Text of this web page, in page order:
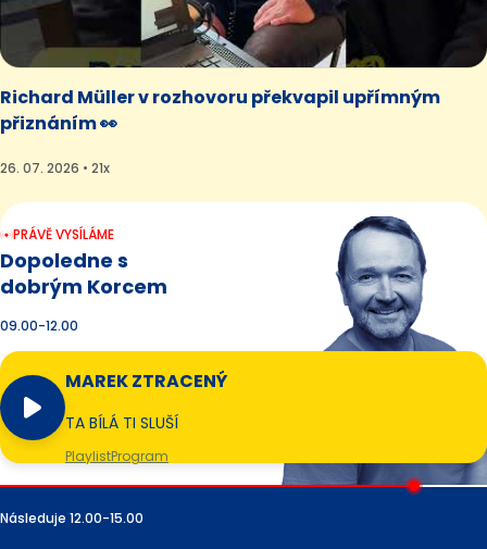
Richard Müller v rozhovoru překvapil upřímným
přiznáním 👀
26. 07. 2026 • 21x
PRÁVĚ VYSÍLÁME
Dopoledne s
dobrým Korcem
09.00-12.00
MAREK ZTRACENÝ
TA BÍLÁ TI SLUŠÍ
PlaylistProgram
Následuje 12.00-15.00